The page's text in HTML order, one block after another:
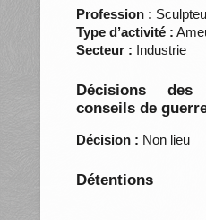
Profession :
Type d’activité :
Secteur : Industrie
Décisions
conseils de
Décision : Non lieu
Détentions